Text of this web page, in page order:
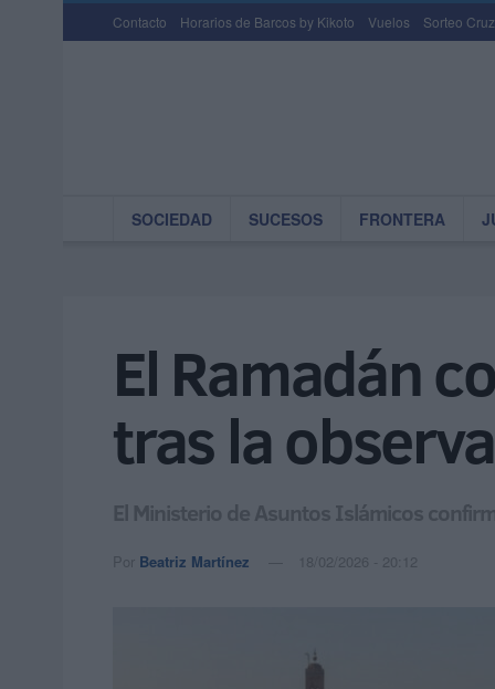
Contacto Horarios de Barcos by Kikoto Vuelos Sorteo
SOCIEDAD SUCESOS FRONTERA
El Ramadán
tras la
El Ministerio de Asuntos Islámicos
Por Beatriz Martínez 18/02/2026 - 20:12